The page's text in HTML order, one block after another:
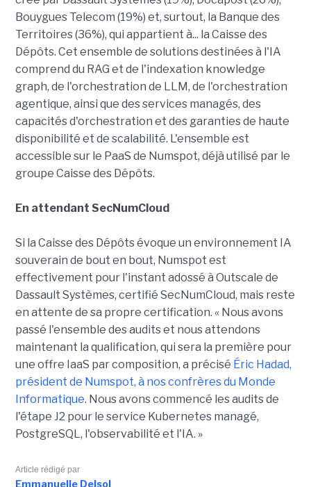
Bouygues Telecom (19%) et, surtout, la Banque des
Territoires (36%), qui appartient à... la Caisse des
Dépôts. Cet ensemble de solutions destinées à l'IA
comprend du RAG et de l'indexation knowledge
graph, de l'orchestration de LLM, de l'orchestration
agentique, ainsi que des services managés, des
capacités d'orchestration et des garanties de haute
disponibilité et de scalabilité. L'ensemble est
accessible sur le PaaS de Numspot, déjà utilisé par le
groupe Caisse des Dépôts.
En attendant SecNumCloud
Si la Caisse des Dépôts évoque un environnement IA
souverain de bout en bout, Numspot est
effectivement pour l'instant adossé à Outscale de
Dassault Systèmes, certifié SecNumCloud, mais reste
en attente de sa propre certification. « Nous avons
passé l'ensemble des audits et nous attendons
maintenant la qualification, qui sera la première pour
une offre IaaS par composition, a précisé Éric Hadad,
président de Numspot, à nos confrères du Monde
Informatique. Nous avons commencé les audits de
l'étape J2 pour le service Kubernetes managé,
PostgreSQL, l'observabilité et l'IA. »
Article rédigé par
Emmanuelle Delsol